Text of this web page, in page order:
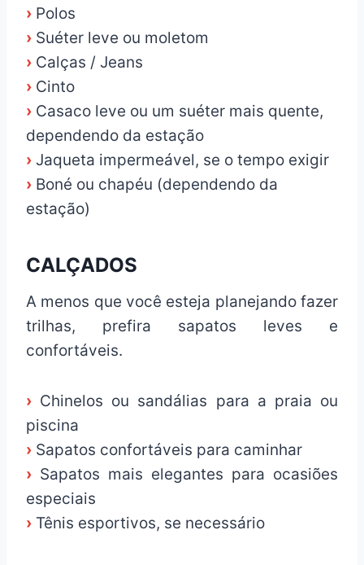
› Polos
› Suéter leve ou moletom
› Calças / Jeans
› Cinto
› Casaco leve ou um suéter mais quente,
dependendo da estação
› Jaqueta impermeável, se o tempo exigir
› Boné ou chapéu (dependendo da
estação)
CALÇADOS
A menos que você esteja planejando fazer
trilhas, prefira sapatos leves e
confortáveis.
› Chinelos ou sandálias para a praia ou
piscina
› Sapatos confortáveis para caminhar
› Sapatos mais elegantes para ocasiões
especiais
› Tênis esportivos, se necessário